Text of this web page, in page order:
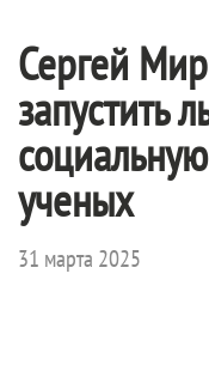
Сергей
запустить
ученых
31 марта 2025